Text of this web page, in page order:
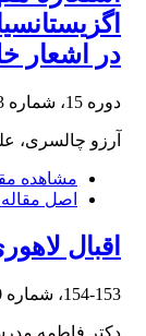
در اشعار
دوره 15، شماره 3، پاییز 1402، صفحه
آرزو چالسری،
مشاهده
اصل مقاله
اقبال
154-153، شماره 0، 1379
دکتر فاطمه